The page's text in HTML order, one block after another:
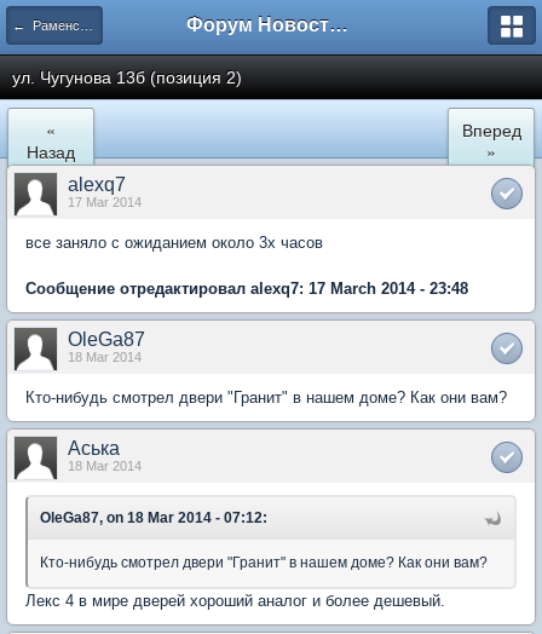
← Раменское Форум Новостройки
ул. Чугунова 13б (позиция 2)
«
Назад
Вперед
»
alexq7
17 Mar 2014
все заняло с ожиданием около 3х часов
Сообщение отредактировал alexq7: 17 March 2014 - 23:48
OleGa87
18 Mar 2014
Кто-нибудь смотрел двери "Гранит" в нашем доме? Как они вам?
Аська
18 Mar 2014
OleGa87, on 18 Mar 2014 - 07:12:
Кто-нибудь смотрел двери "Гранит" в нашем доме? Как они вам?
Лекс 4 в мире дверей хороший аналог и более дешевый.